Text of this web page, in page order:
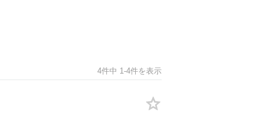
4件中 1-4件を表示